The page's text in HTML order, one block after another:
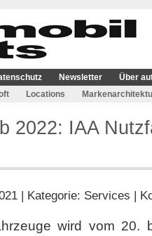
Newsletter
Über
Locations
2022: IAA
| Kategorie: Services |
wird vom 20.